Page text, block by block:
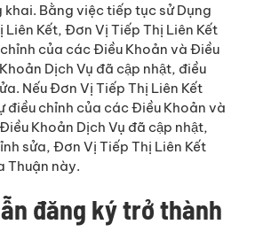
Bằng việc tiếp tục sử Dụng
Kết, Đơn Vị Tiếp Thị Liên Kết
của các Điều Khoản và Điều
Dịch Vụ đã cập nhật, điều
Nếu Đơn Vị Tiếp Thị Liên Kết
điều chỉnh của các Điều Khoản và
Khoản Dịch Vụ đã cập nhật,
sửa, Đơn Vị Tiếp Thị Liên Kết
Thuận này.
đăng ký trở thành